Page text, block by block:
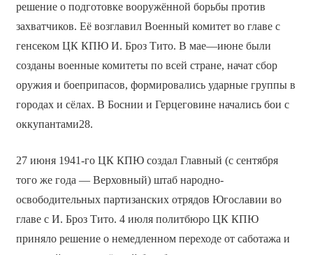
решение о подготовке вооружённой борьбы против
захватчиков. Её возглавил Военный комитет во главе с
генсеком ЦК КПЮ И. Броз Тито. В мае—июне были
созданы военные комитеты по всей стране, начат сбор
оружия и боеприпасов, формировались ударные группы в
городах и сёлах. В Боснии и Герцеговине начались бои с
оккупантами28.
27 июня 1941-го ЦК КПЮ создал Главный (с сентября
того же года — Верховный) штаб народно-
освободительных партизанских отрядов Югославии во
главе с И. Броз Тито. 4 июля политбюро ЦК КПЮ
приняло решение о немедленном переходе от саботажа и